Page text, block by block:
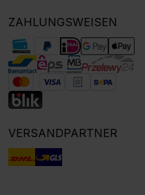
ZAHLUNGSWEISEN
VERSANDPARTNER